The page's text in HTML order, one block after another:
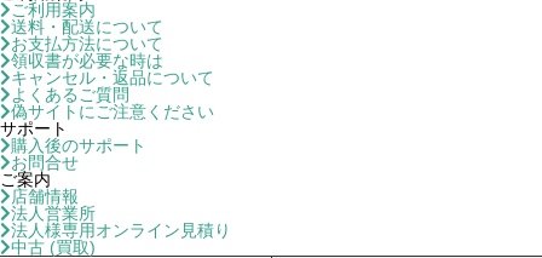
ご利用案内
送料・配送について
お支払方法について
領収書が必要な時は
キャンセル・返品について
よくあるご質問
偽サイトにご注意ください
サポート
購入後のサポート
お問合せ
ご案内
店舗情報
法人営業所
法人様専用オンライン見積り
中古 (買取)